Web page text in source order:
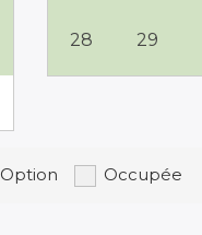
28 29
Option Occupée